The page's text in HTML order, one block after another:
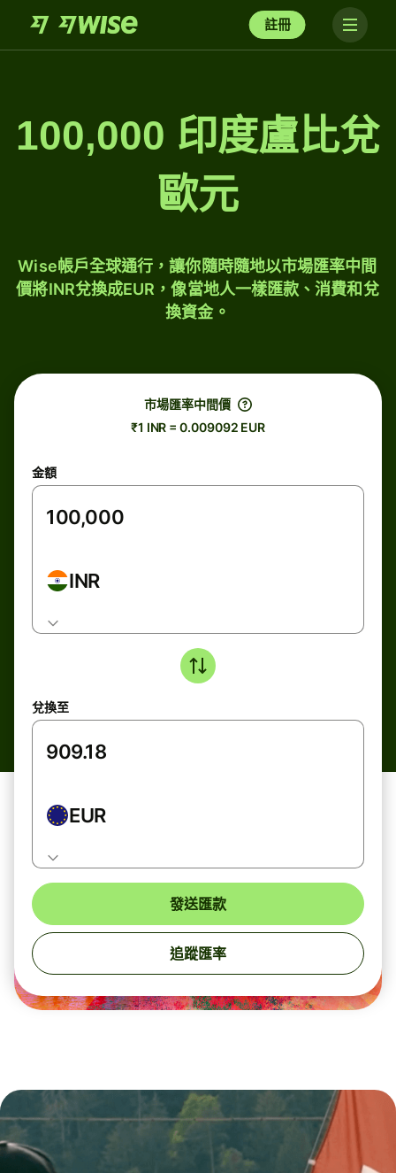
註冊
100,000 印度盧比兌
歐元
Wise帳戶全球通行，讓你隨時隨地以市場匯率中間
價將INR兌換成EUR，像當地人一樣匯款、消費和兌
換資金。
市場匯率中間價
₹1 INR = 0.009092 EUR
金額
INR
兌換至
EUR
發送匯款
追蹤匯率